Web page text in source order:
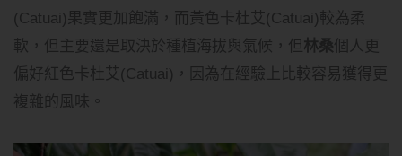
(Catuai)果實更加飽滿，而黃色卡杜艾(Catuai)較為柔
軟，但主要還是取決於種植海拔與氣候，但林桑個人更
偏好紅色卡杜艾(Catuai)，因為在經驗上比較容易獲得更
複雜的風味。